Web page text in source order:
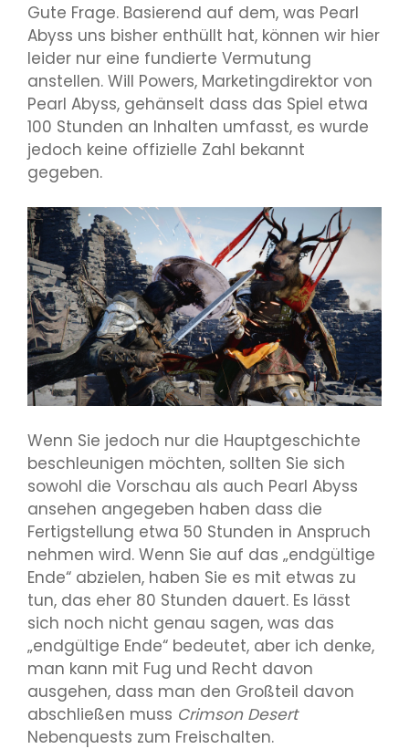
Gute Frage. Basierend auf dem, was Pearl
Abyss uns bisher enthüllt hat, können wir hier
leider nur eine fundierte Vermutung
anstellen. Will Powers, Marketingdirektor von
Pearl Abyss, gehänselt dass das Spiel etwa
100 Stunden an Inhalten umfasst, es wurde
jedoch keine offizielle Zahl bekannt
gegeben.
Wenn Sie jedoch nur die Hauptgeschichte
beschleunigen möchten, sollten Sie sich
sowohl die Vorschau als auch Pearl Abyss
ansehen angegeben haben dass die
Fertigstellung etwa 50 Stunden in Anspruch
nehmen wird. Wenn Sie auf das „endgültige
Ende“ abzielen, haben Sie es mit etwas zu
tun, das eher 80 Stunden dauert. Es lässt
sich noch nicht genau sagen, was das
„endgültige Ende“ bedeutet, aber ich denke,
man kann mit Fug und Recht davon
ausgehen, dass man den Großteil davon
abschließen muss Crimson Desert
Nebenquests zum Freischalten.